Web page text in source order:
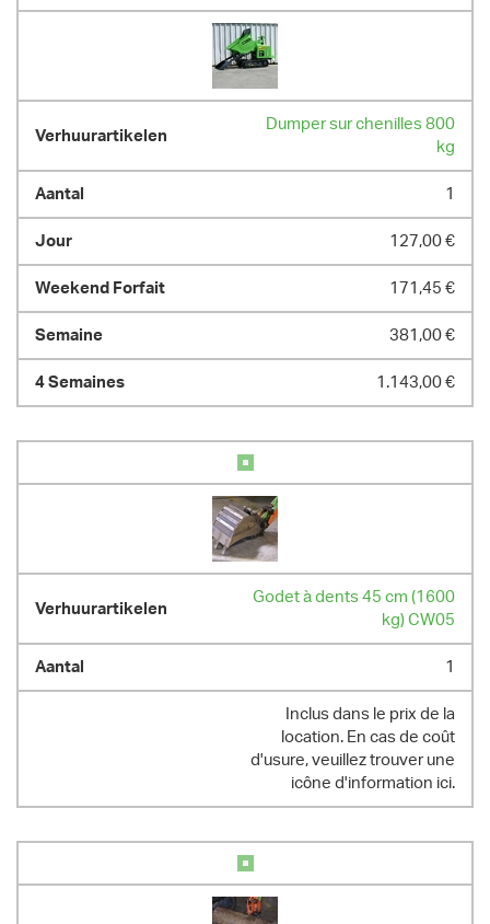
Dumper sur chenilles 800
kg
1
127,00 €
171,45 €
381,00 €
1.143,00 €
Godet à dents 45 cm (1600
kg) CW05
1
Inclus dans le prix de la
location. En cas de coût
d'usure, veuillez trouver une
icône d'information ici.